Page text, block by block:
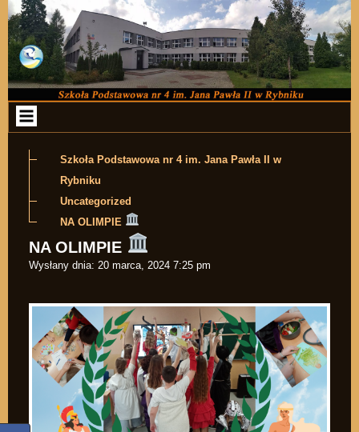
Przejdź do zawartości
Szkoła Podstawowa nr 4 im. Jana Pawła II w
Rybniku
Uncategorized
NA OLIMPIE
NA OLIMPIE
Wysłany dnia: 20 marca, 2024 7:25 pm